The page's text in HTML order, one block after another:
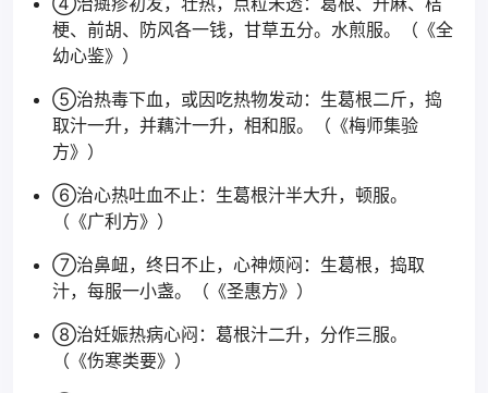
梗、前胡、防风各一钱，甘草五分。水煎服。（《全
幼心鉴》）
⑤治热毒下血，或因吃热物发动：生葛根二斤，捣
取汁一升，并藕汁一升，相和服。（《梅师集验
方》）
⑥治心热吐血不止：生葛根汁半大升，顿服。
（《广利方》）
⑦治鼻衄，终日不止，心神烦闷：生葛根，捣取
汁，每服一小盏。（《圣惠方》）
⑧治妊娠热病心闷：葛根汁二升，分作三服。
（《伤寒类要》）